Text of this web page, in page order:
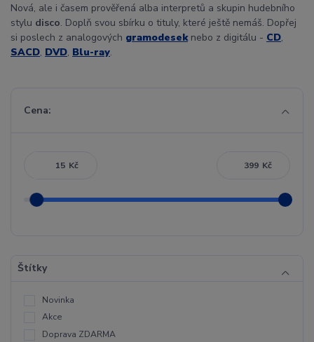
Nová, ale i časem prověřená alba interpretů a skupin hudebního
stylu disco. Doplň svou sbírku o tituly, které ještě nemáš. Dopřej
si poslech z analogových gramodeseknebo z digitálu - CD,
SACD, DVD, Blu-ray.
Cena:
Kč Kč
Štítky
Novinka
Akce
Doprava ZDARMA